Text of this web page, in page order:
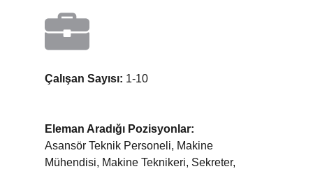
Çalışan Sayısı: 1-10
Eleman Aradığı Pozisyonlar:
Asansör Teknik Personeli, Makine
Mühendisi, Makine Teknikeri, Sekreter,